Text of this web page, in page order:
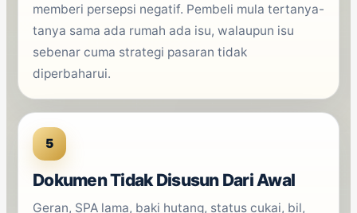
memberi persepsi negatif. Pembeli mula tertanya-
tanya sama ada rumah ada isu, walaupun isu
sebenar cuma strategi pasaran tidak
diperbaharui.
5
Dokumen Tidak Disusun Dari Awal
Geran, SPA lama, baki hutang, status cukai, bil,